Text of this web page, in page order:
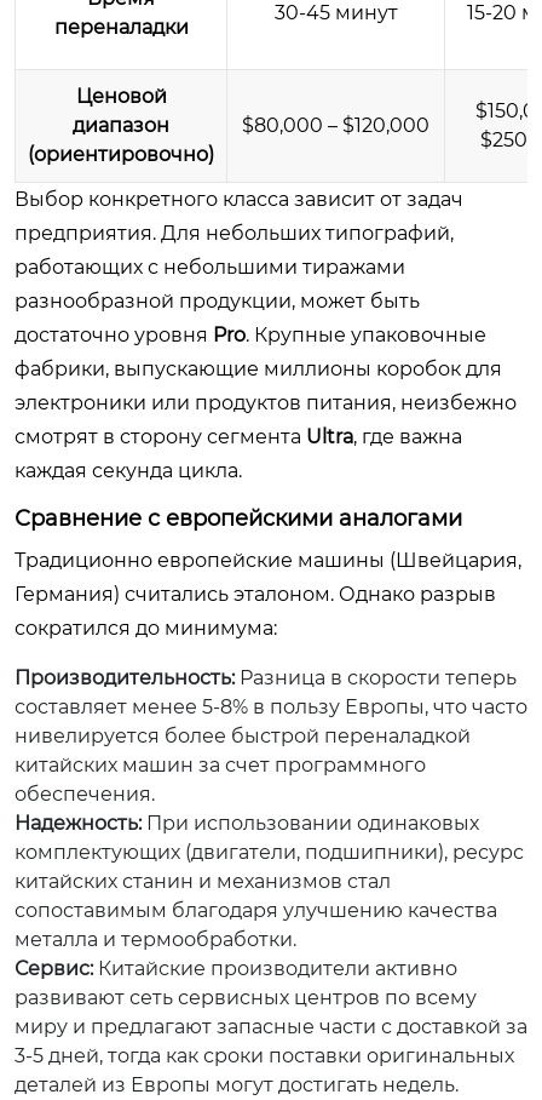
переналадки
30-45 минут 15-20
Ценовой
диапазон
(ориентировочно)
$80,000 – $120,000
Выбор конкретного класса зависит от задач
предприятия. Для небольших типографий,
работающих с небольшими тиражами
разнообразной продукции, может быть
достаточно уровня Pro. Крупные упаковочные
фабрики, выпускающие миллионы коробок для
электроники или продуктов питания, неизбежно
смотрят в сторону сегмента Ultra, где важна
каждая секунда цикла.
Сравнение с европейскими аналогами
Традиционно европейские машины (Швейцария,
Германия) считались эталоном. Однако разрыв
сократился до минимума:
Производительность:Разница в скорости теперь
составляет менее 5-8% в пользу Европы, что часто
нивелируется более быстрой переналадкой
китайских машин за счет программного
обеспечения.
Надежность:При использовании одинаковых
комплектующих (двигатели, подшипники), ресурс
китайских станин и механизмов стал
сопоставимым благодаря улучшению качества
металла и термообработки.
Сервис:Китайские производители активно
развивают сеть сервисных центров по всему
миру и предлагают запасные части с доставкой за
3-5 дней, тогда как сроки поставки оригинальных
деталей из Европы могут достигать недель.